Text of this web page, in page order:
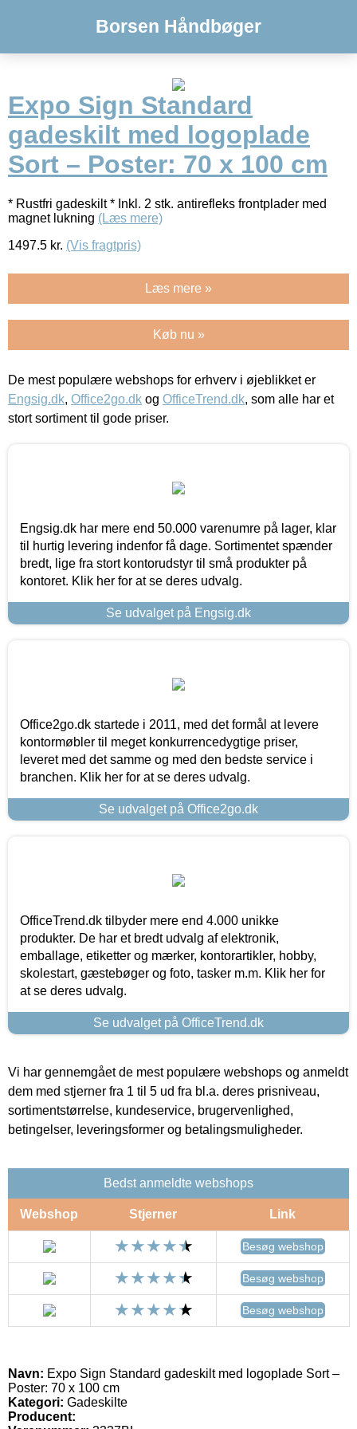
Borsen Håndbøger
Expo Sign Standard
gadeskilt med logoplade
Sort – Poster: 70 x 100 cm
* Rustfri gadeskilt * Inkl. 2 stk. antirefleks frontplader med
magnet lukning (Læs mere)
1497.5 kr. (Vis fragtpris)
Læs mere »
Køb nu »
De mest populære webshops for erhverv i øjeblikket er
Engsig.dk, Office2go.dk og OfficeTrend.dk, som alle har et
stort sortiment til gode priser.
Engsig.dk har mere end 50.000 varenumre på lager, klar
til hurtig levering indenfor få dage. Sortimentet spænder
bredt, lige fra stort kontorudstyr til små produkter på
kontoret. Klik her for at se deres udvalg.
Se udvalget på Engsig.dk
Office2go.dk startede i 2011, med det formål at levere
kontormøbler til meget konkurrencedygtige priser,
leveret med det samme og med den bedste service i
branchen. Klik her for at se deres udvalg.
Se udvalget på Office2go.dk
OfficeTrend.dk tilbyder mere end 4.000 unikke
produkter. De har et bredt udvalg af elektronik,
emballage, etiketter og mærker, kontorartikler, hobby,
skolestart, gæstebøger og foto, tasker m.m. Klik her for
at se deres udvalg.
Se udvalget på OfficeTrend.dk
Vi har gennemgået de mest populære webshops og anmeldt
dem med stjerner fra 1 til 5 ud fra bl.a. deres prisniveau,
sortimentstørrelse, kundeservice, brugervenlighed,
betingelser, leveringsformer og betalingsmuligheder.
Bedst anmeldte webshops
Webshop Stjerner Link
Besøg webshop
Besøg webshop
Besøg webshop
Navn: Expo Sign Standard gadeskilt med logoplade Sort –
Poster: 70 x 100 cm
Kategori: Gadeskilte
Producent: